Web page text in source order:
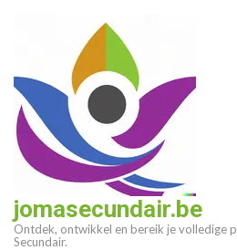
(druk
enter)
jomasecundair.be
Ontdek, ontwikkel en bereik je volledige
Secundair.